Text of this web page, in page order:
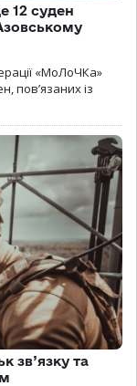
12 суден
«МоЛоЧКа»
пов’язаних із
зв’язку та